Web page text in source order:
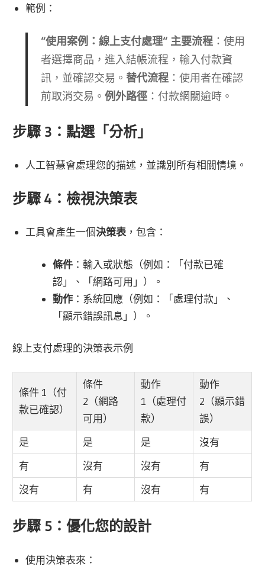
範例：
“使用案例：線上支付處理“ 主要流程 ：使用
者選擇商品，進入結帳流程，輸入付款資
訊，並確認交易。 替代流程 ：使用者在確認
前取消交易。 例外路徑 ：付款網關逾時。
步驟 3：點選「分析」
人工智慧會處理您的描述，並識別所有相關情境。
步驟 4：檢視決策表
工具會產生一個決策表，包含：
條件 ：輸入或狀態（例如：「付款已確
認」、「網路可用」）。
動作 ：系統回應（例如：「處理付款」、
「顯示錯誤訊息」）。
線上支付處理的決策表示例
條件 1（付
款已確認）
條件
2（網路
可用）
動作
1（處理付
款）
動作
2（顯示錯
誤）
是
是 是
沒有
有
沒有 沒有
有
沒有
有 沒有 有
步驟 5：優化您的設計
使用決策表來：